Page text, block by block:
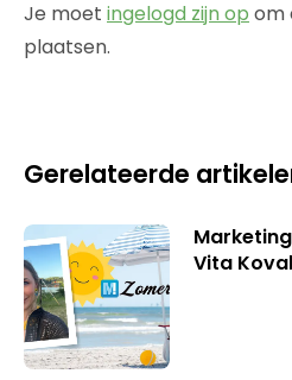
Je moet ingelogd zijn op om
plaatsen.
Gerelateerde
Vita